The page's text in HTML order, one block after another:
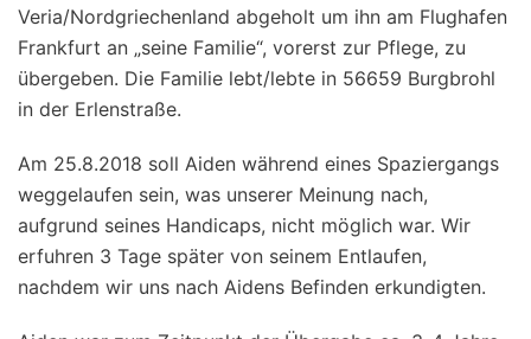
Veria/Nordgriechenland abgeholt um ihn am Flughafen
Frankfurt an „seine Familie“, vorerst zur Pflege, zu
übergeben. Die Familie lebt/lebte in 56659 Burgbrohl
in der Erlenstraße.
Am 25.8.2018 soll Aiden während eines Spaziergangs
weggelaufen sein, was unserer Meinung nach,
aufgrund seines Handicaps, nicht möglich war. Wir
erfuhren 3 Tage später von seinem Entlaufen,
nachdem wir uns nach Aidens Befinden erkundigten.